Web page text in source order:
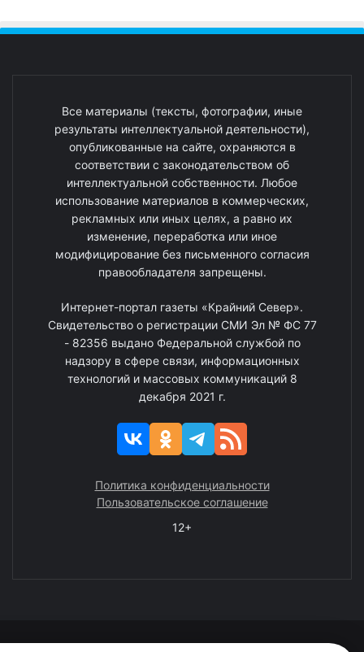
Все материалы (тексты, фотографии, иные
результаты интеллектуальной деятельности),
опубликованные на сайте, охраняются в
соответствии с законодательством об
интеллектуальной собственности. Любое
использование материалов в коммерческих,
рекламных или иных целях, а равно их
изменение, переработка или иное
модифицирование без письменного согласия
правообладателя запрещены.
Интернет-портал газеты «Крайний Север».
Свидетельство о регистрации СМИ Эл № ФС 77
- 82356 выдано Федеральной службой по
надзору в сфере связи, информационных
технологий и массовых коммуникаций 8
декабря 2021 г.
Политика конфиденциальности
Пользовательское соглашение
12+